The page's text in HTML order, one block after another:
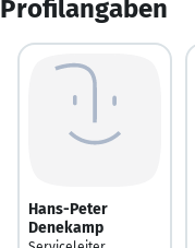
Profilangaben
Hans-Peter
Denekamp